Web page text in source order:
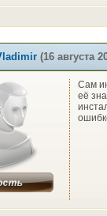
(16 августа
Сам
её